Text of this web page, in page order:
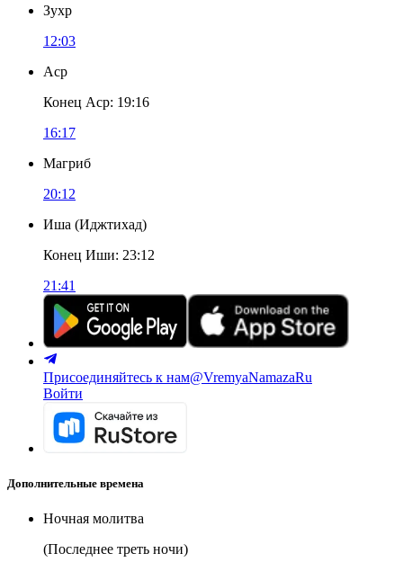
Зухр
12:03
Аср
Конец Аср: 19:16
16:17
Магриб
20:12
Иша (Иджтихад)
Конец Иши: 23:12
21:41
Присоединяйтесь к нам@VremyaNamazaRu
Войти
Дополнительные времена
Ночная молитва
(Последнее треть ночи)